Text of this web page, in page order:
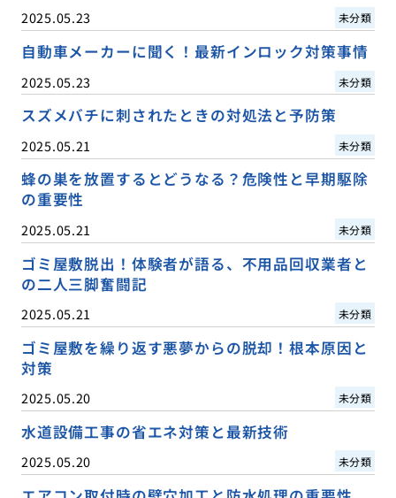
2025.05.23 未分類
自動車メーカーに聞く！最新インロック対策事情
2025.05.23 未分類
スズメバチに刺されたときの対処法と予防策
2025.05.21 未分類
蜂の巣を放置するとどうなる？危険性と早期駆除
の重要性
2025.05.21 未分類
ゴミ屋敷脱出！体験者が語る、不用品回収業者と
の二人三脚奮闘記
2025.05.21 未分類
ゴミ屋敷を繰り返す悪夢からの脱却！根本原因と
対策
2025.05.20 未分類
水道設備工事の省エネ対策と最新技術
2025.05.20 未分類